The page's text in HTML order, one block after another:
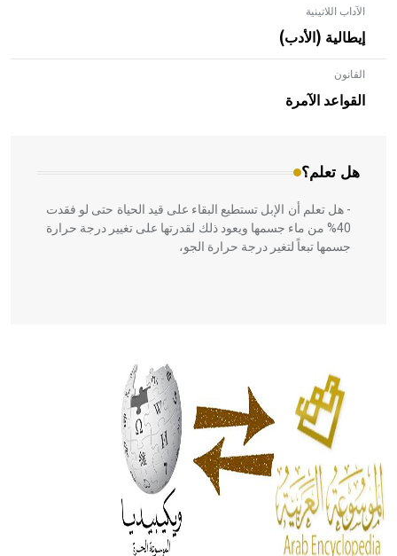
الآداب اللاتينية
إيطالية (الأدب)
القانون
القواعد الآمرة
هل تعلم؟
- هل تعلم أن الأبلق نوع من الفنون الهندسية التي ارتبطت
بالعمارة الإسلامية في بلاد الشام ومصر خاصة، حيث يحرص
المعمار على بناء مداميكه وخاصة في الواجهات
- هل تعلم أن الإبل تستطيع البقاء على قيد الحياة حتى لو فقدت
40% من ماء جسمها ويعود ذلك لقدرتها على تغيير درجة حرارة
جسمها تبعاً لتغير درجة حرارة الجو،
الحكم، الأدلة، تنظيم التغذية، ورسالته في جروح الرأس. ويعود
له الفضل بأنه حرر الطب من الدين والفلسفة.
- هل تعلم أن المرجان إفراز حيواني يتكون في البحر ويتركب
من مادة كربونات الكلسيوم، وهو أحمر أو شديد الحمرة وهو
أجود أنواعه، ويمتاز بكبر الحجم ويسمى الش